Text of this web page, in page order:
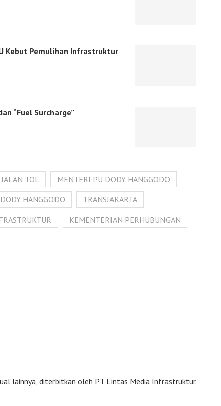
Kebut Pemulihan Infrastruktur
“Fuel Surcharge”
JALAN TOL
MENTERI PU DODY HANGGODO
DODY HANGGODO
TRANSJAKARTA
KEMENTERIAN PERHUBUNGAN
lainnya, diterbitkan oleh PT Lintas Media Infrastruktur.